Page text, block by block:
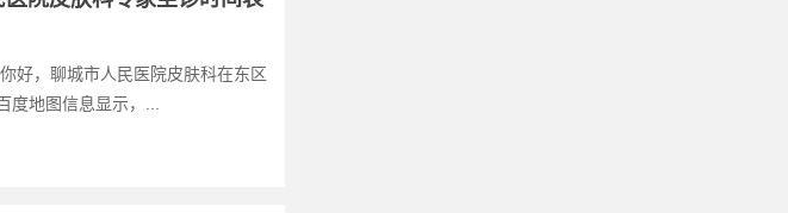
好，聊城市人民医院皮肤科在东区
地图信息显示，...